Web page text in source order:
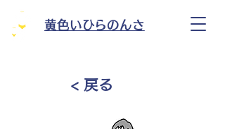
黄色いひらのんさ
< 戻る